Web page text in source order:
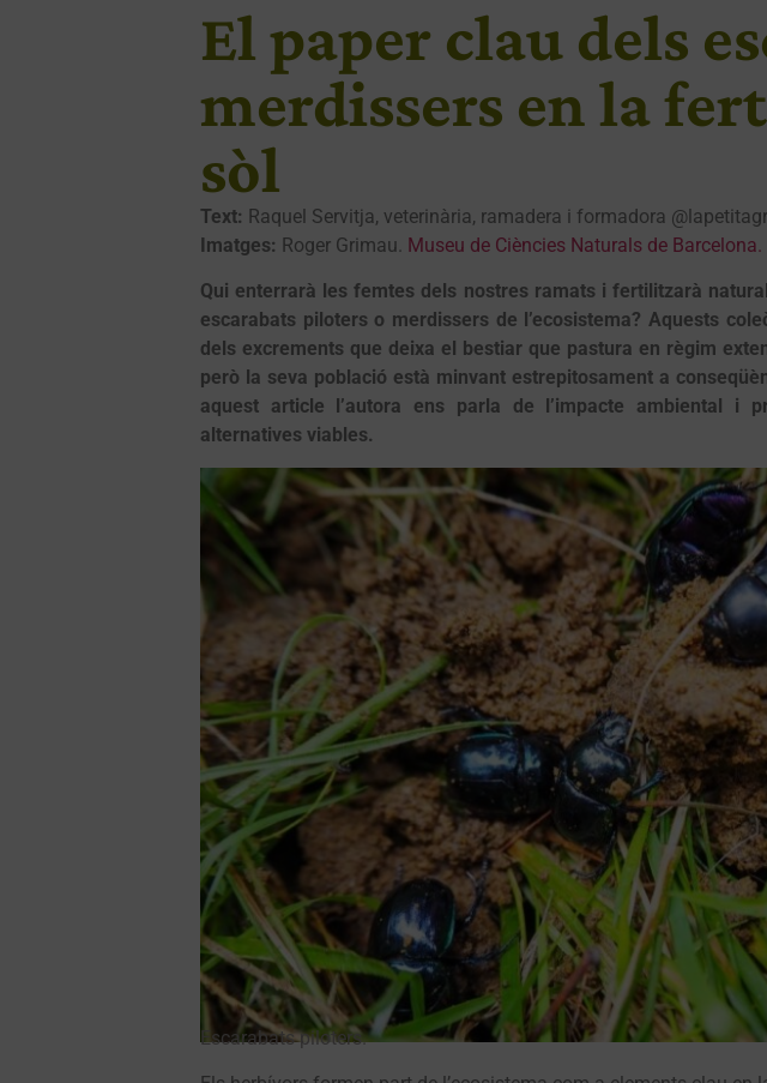
El paper clau dels
merdissers en la
sòl
Text: Raquel Servitja, veterinària, ramadera i formadora
Imatges: Roger Grimau. Museu de Ciències Naturals de Barcelona.
Qui enterrarà les femtes dels nostres ramats i fertilitzarà
escarabats piloters o merdissers de l’ecosistema? Aquests
dels excrements que deixa el bestiar que pastura en règim
però la seva població està minvant estrepitosament a
aquest article l’autora ens parla de l’impacte ambiental i
alternatives viables.
Escarabats piloters.